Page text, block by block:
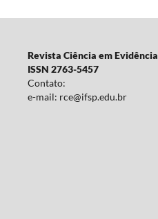
Revista Ciência em Evidência
ISSN 2763-5457
Contato:
e-mail: rce@ifsp.edu.br